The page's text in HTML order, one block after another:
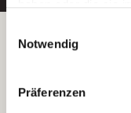
Wenn Sie auf
Sie der
Ihre Einwilligung
indem Sie die
Notwendig
Präferenzen
Betreiber der
Kantstraße 45a